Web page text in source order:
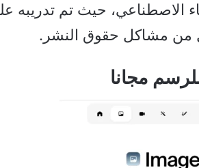
الاصطناعي، حيث تم تدريبه
مجانا